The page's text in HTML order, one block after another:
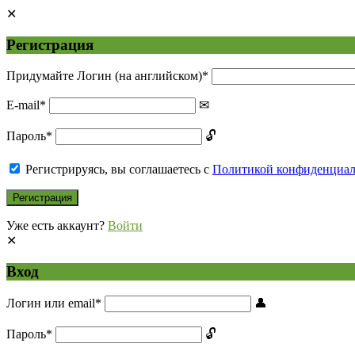
Регистрация
Придумайте Логин (на английском)*
E-mail*
Пароль*
Регистрируясь, вы соглашаетесь с Политикой
Уже есть аккаунт? Войти
Вход
Логин или email*
Пароль*